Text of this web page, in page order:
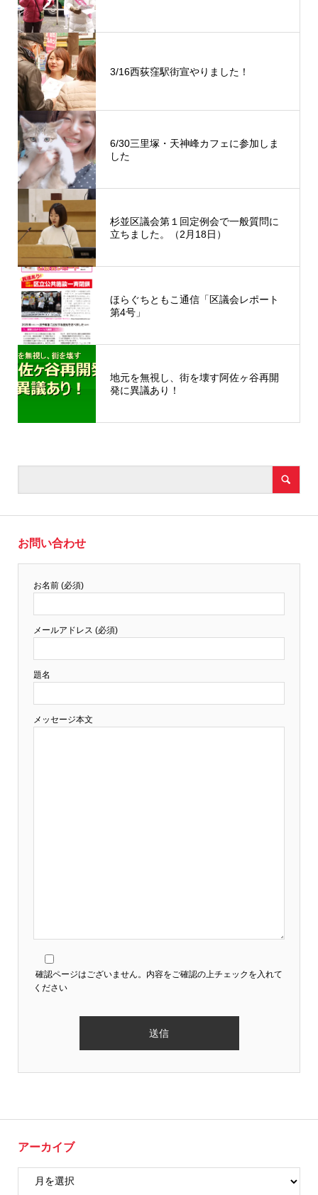
3/16西荻窪駅街宣やりました！
6/30三里塚・天神峰カフェに参加しま
した
杉並区議会第１回定例会で一般質問に
立ちました。（2月18日）
ほらぐちともこ通信「区議会レポート
第4号」
地元を無視し、街を壊す阿佐ヶ谷再開
発に異議あり！
お問い合わせ
お名前 (必須)
メールアドレス (必須)
題名
メッセージ本文
確認ページはございません。内容をご確認の上チェックを入れて
ください
アーカイブ